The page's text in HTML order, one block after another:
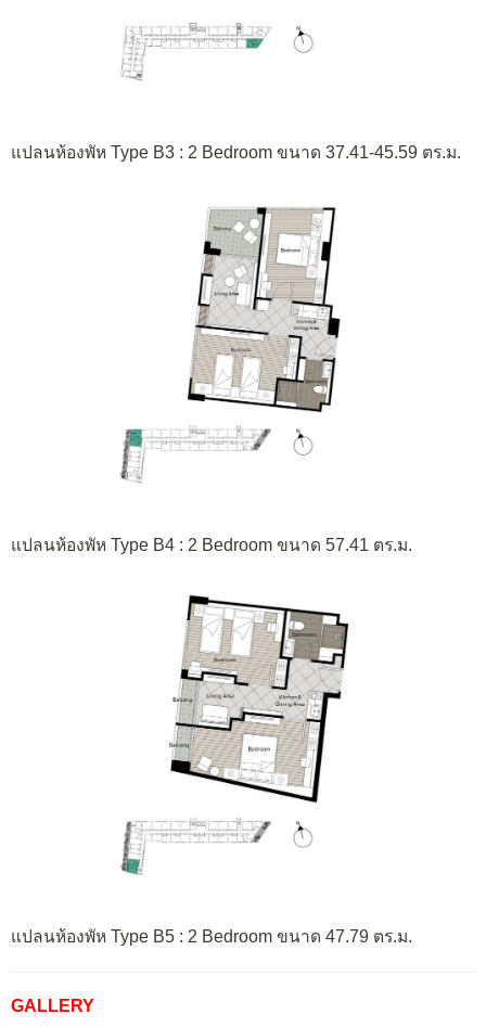
แปลนห้องพัห Type B3 : 2 Bedroom ขนาด 37.41-45.59 ตร.ม.
แปลนห้องพัห Type B4 : 2 Bedroom ขนาด 57.41 ตร.ม.
แปลนห้องพัห Type B5 : 2 Bedroom ขนาด 47.79 ตร.ม.
GALLERY